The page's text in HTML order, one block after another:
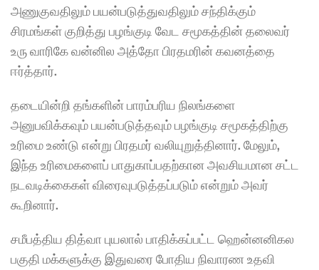
அணுகுவதிலும் பயன்படுத்துவதிலும் சந்திக்கும்
சிரமங்கள் குறித்து பழங்குடி வேட சமூகத்தின் தலைவர்
உரு வாரிகே வன்னில அத்தோ பிரதமரின் கவனத்தை
ஈர்த்தார்.
தடையின்றி தங்களின் பாரம்பரிய நிலங்களை
அனுபவிக்கவும் பயன்படுத்தவும் பழங்குடி சமூகத்திற்கு
உரிமை உண்டு என்று பிரதமர் வலியுறுத்தினார். மேலும்,
இந்த உரிமைகளைப் பாதுகாப்பதற்கான அவசியமான சட்ட
நடவடிக்கைகள் விரைவுபடுத்தப்படும் என்றும் அவர்
கூறினார்.
சமீபத்திய தித்வா புயலால் பாதிக்கப்பட்ட ஹென்னனிகல
பகுதி மக்களுக்கு இதுவரை போதிய நிவாரண உதவி